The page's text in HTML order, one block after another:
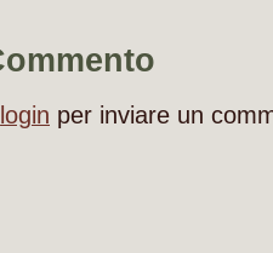
login per inviare un